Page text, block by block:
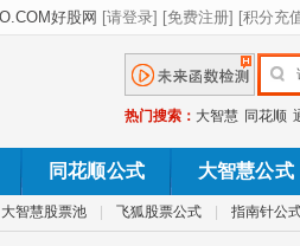
热门搜索： 大智慧 同花顺
同花顺公式 大智慧公式
大智慧股票池 飞狐股票公式 指南针公